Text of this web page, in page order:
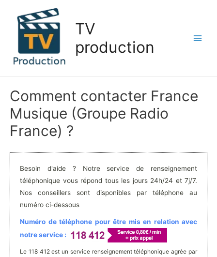
contenu
TV
production
Comment contacter France
Musique (Groupe Radio
France) ?
Besoin d'aide ? Notre service de renseignement
téléphonique vous répond tous les jours 24h/24 et 7j/7.
Nos conseillers sont disponibles par téléphone au
numéro ci-dessous
Numéro de téléphone pour être mis en relation avec
notre service :
Le 118 412 est un service renseignement téléphonique agrée par